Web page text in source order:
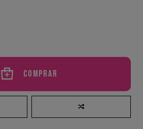
Comprar